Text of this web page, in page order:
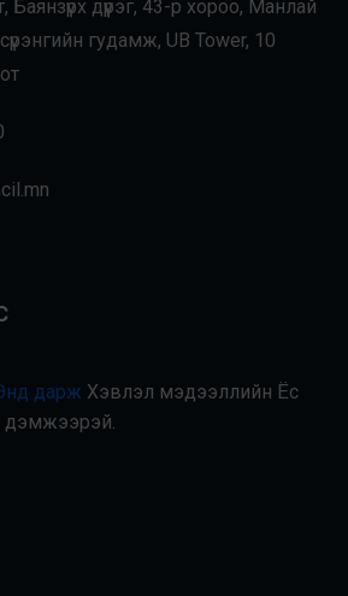
Баянзүрх дүүрэг, 43-р хороо, Манлай
гудамж, UB Tower, 10
дарж Хэвлэл мэдээллийн Ёс
дэмжээрэй.